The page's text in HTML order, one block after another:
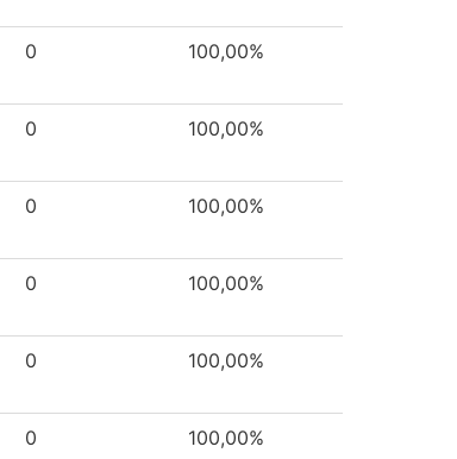
0 100,00%
0 100,00%
0 100,00%
0 100,00%
0 100,00%
0 100,00%